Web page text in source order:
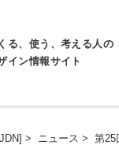
る、使う、考える人の
イン情報サイト
> ニュース > 第25